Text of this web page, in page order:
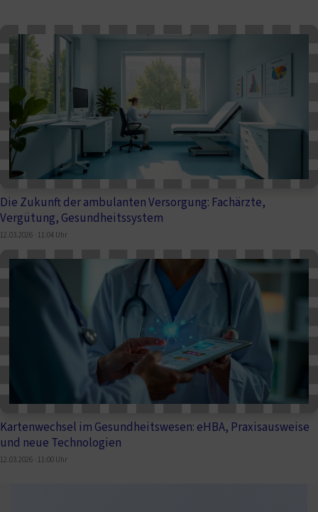
Die Zukunft der ambulanten Versorgung: Fachärzte,
Vergütung, Gesundheitssystem
12.03.2026 · 11:04 Uhr
Kartenwechsel im Gesundheitswesen: eHBA, Praxisausweise
und neue Technologien
12.03.2026 · 11:00 Uhr